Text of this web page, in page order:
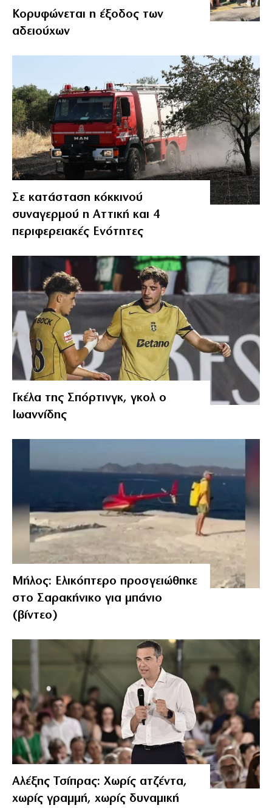
Κορυφώνεται η έξοδος των
αδειούχων
Σε κατάσταση κόκκινού
συναγερμού η Αττική και 4
περιφερειακές Ενότητες
Γκέλα της Σπόρτινγκ, γκολ ο
Ιωαννίδης
Μήλος: Ελικόπτερο προσγειώθηκε
στο Σαρακήνικο για μπάνιο
(βίντεο)
Αλέξης Τσίπρας: Χωρίς ατζέντα,
χωρίς γραμμή, χωρίς δυναμική